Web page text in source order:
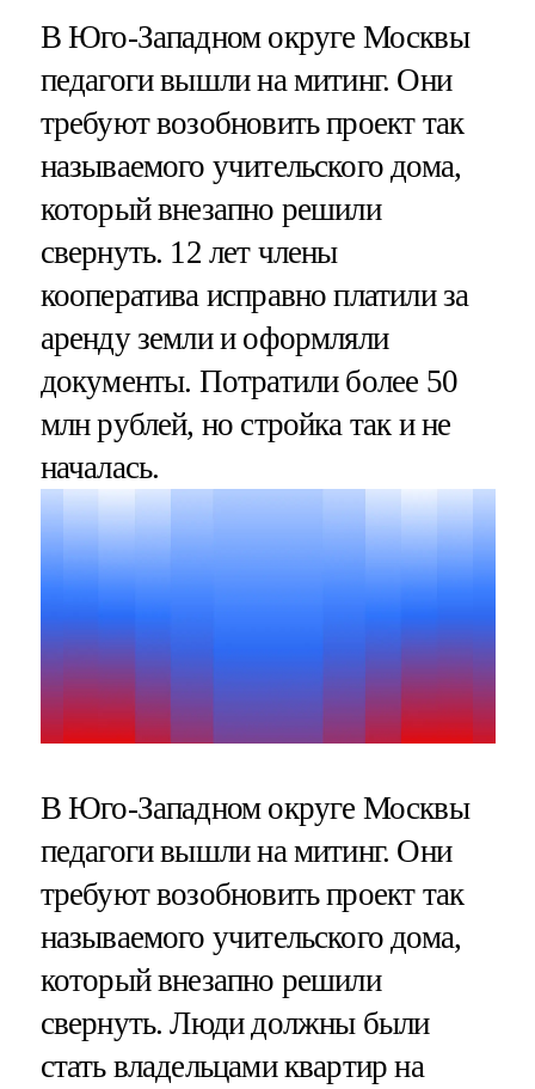
В Юго-Западном округе Москвы
педагоги вышли на митинг. Они
требуют возобновить проект так
называемого учительского дома,
который внезапно решили
свернуть. 12 лет члены
кооператива исправно платили за
аренду земли и оформляли
документы. Потратили более 50
млн рублей, но стройка так и не
началась.
В Юго-Западном округе Москвы
педагоги вышли на митинг. Они
требуют возобновить проект так
называемого учительского дома,
который внезапно решили
свернуть. Люди должны были
стать владельцами квартир на